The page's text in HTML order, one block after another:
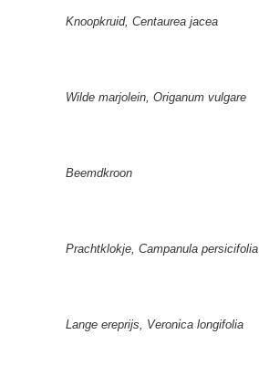
Knoopkruid, Centaurea jacea
Wilde marjolein, Origanum vulgare
Beemdkroon
Prachtklokje, Campanula persicifolia
Lange ereprijs, Veronica longifolia